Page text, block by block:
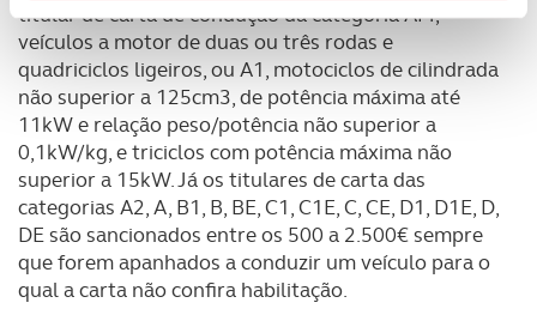
personalizar conteúdos e anúncios, para lhe proporcionar
funcionalidades de redes sociais, bem como para
analisar dados de navegação no nosso website.
Adicionalmente partilhamos informação, relativa à sua
utilização do nosso site de publicidade e de análise, com
parceiros e organizações na UE e em países terceiros.
O ACP garantirá que as transferências internacionais de
dados pessoais serão realizadas apenas com o seu
titular de carta de condução da categoria AM,
veículos a motor de duas ou três rodas e
quadriciclos ligeiros, ou A1, motociclos de cilindrada
não superior a 125cm3, de potência máxima até
11kW e relação peso/potência não superior a
0,1kW/kg, e triciclos com potência máxima não
superior a 15kW. Já os titulares de carta das
categorias A2, A, B1, B, BE, C1, C1E, C, CE, D1, D1E, D,
DE são sancionados entre os 500 a 2.500€ sempre
que forem apanhados a conduzir um veículo para o
qual a carta não confira habilitação.